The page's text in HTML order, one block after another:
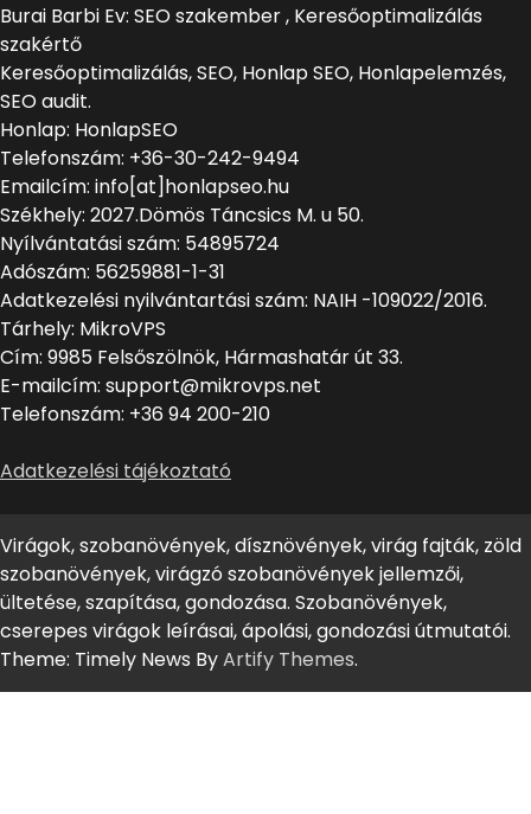
Burai Barbi Ev: SEO szakember , Keresőoptimalizálás
szakértő
Keresőoptimalizálás, SEO, Honlap SEO, Honlapelemzés,
SEO audit.
Honlap: HonlapSEO
Telefonszám: +36-30-242-9494
Emailcím: info[at]honlapseo.hu
Székhely: 2027.Dömös Táncsics M. u 50.
Nyílvántatási szám: 54895724
Adószám: 56259881-1-31
Adatkezelési nyilvántartási szám: NAIH -109022/2016.
Tárhely: MikroVPS
Cím: 9985 Felsőszölnök, Hármashatár út 33.
E-mailcím: support@mikrovps.net
Telefonszám: +36 94 200-210
Adatkezelési tájékoztató
Virágok, szobanövények, dísznövények, virág fajták, zöld
szobanövények, virágzó szobanövények jellemzői,
ültetése, szapítása, gondozása. Szobanövények,
cserepes virágok leírásai, ápolási, gondozási útmutatói.
Theme: Timely News ByArtify Themes.